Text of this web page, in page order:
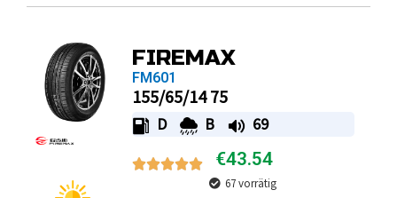
FIREMAX
FM601
155/65/14 75
D B 69
€43.54
67 vorrätig